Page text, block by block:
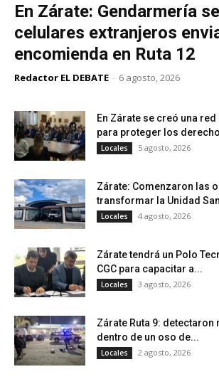
En Zárate: Gendarmería
celulares extranjeros
encomienda en Ruta 12
Redactor EL DEBATE - 6 agosto, 2026
En Zárate se creó una
para proteger los
Locales 5 agosto, 2026
Zárate: Comenzaron las
transformar la Unidad
Locales 4 agosto, 2026
Zárate tendrá un Polo
CGC para capacitar a...
Locales 3 agosto, 2026
Zárate Ruta 9: detectaron
dentro de un oso de...
Locales 2 agosto, 2026